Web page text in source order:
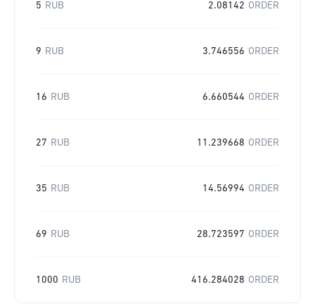
5 RUB 2.08142 ORDER
9 RUB 3.746556 ORDER
16 RUB 6.660544 ORDER
27 RUB 11.239668 ORDER
35 RUB 14.56994 ORDER
69 RUB 28.723597 ORDER
1000 RUB 416.284028 ORDER